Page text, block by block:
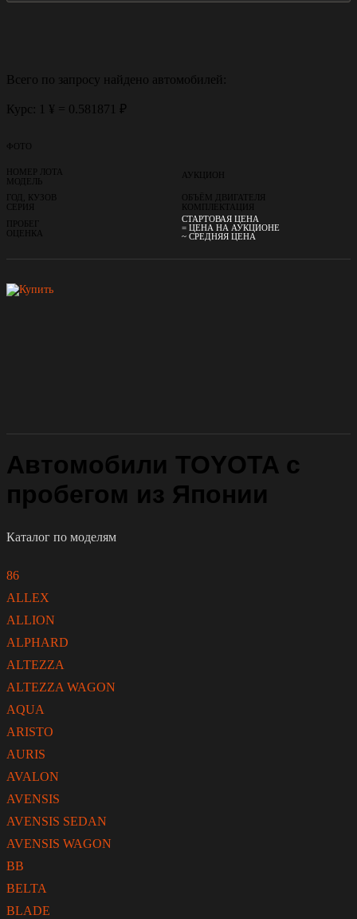
Всего по запросу найдено автомобилей:
Курс: 1 ¥ = 0.581871 ₽
ФОТО
НОМЕР ЛОТА
МОДЕЛЬ
АУКЦИОН
ГОД, КУЗОВ
СЕРИЯ
ОБЪЁМ ДВИГАТЕЛЯ
КОМПЛЕКТАЦИЯ
ПРОБЕГ
ОЦЕНКА
СТАРТОВАЯ ЦЕНА
= ЦЕНА НА АУКЦИОНЕ
~ СРЕДНЯЯ ЦЕНА
Автомобили TOYOTA с
пробегом из Японии
Каталог по моделям
86
ALLEX
ALLION
ALPHARD
ALTEZZA
ALTEZZA WAGON
AQUA
ARISTO
AURIS
AVALON
AVENSIS
AVENSIS SEDAN
AVENSIS WAGON
BB
BELTA
BLADE